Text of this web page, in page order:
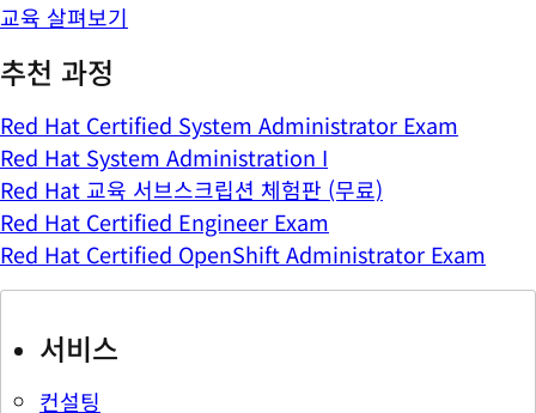
교육 살펴보기
추천 과정
Red Hat Certified System Administrator Exam
Red Hat System Administration I
Red Hat 교육 서브스크립션 체험판 (무료)
Red Hat Certified Engineer Exam
Red Hat Certified OpenShift Administrator Exam
서비스
컨설팅